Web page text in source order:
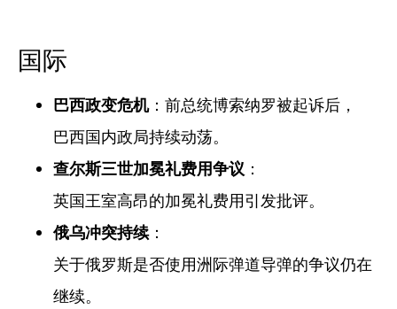
国际
巴西政变危机：前总统博索纳罗被起诉后，
巴西国内政局持续动荡。
查尔斯三世加冕礼费用争议：
英国王室高昂的加冕礼费用引发批评。
俄乌冲突持续：
关于俄罗斯是否使用洲际弹道导弹的争议仍在
继续。